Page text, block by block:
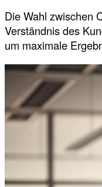
Die Wahl zwischen
Verständnis des
um maximale